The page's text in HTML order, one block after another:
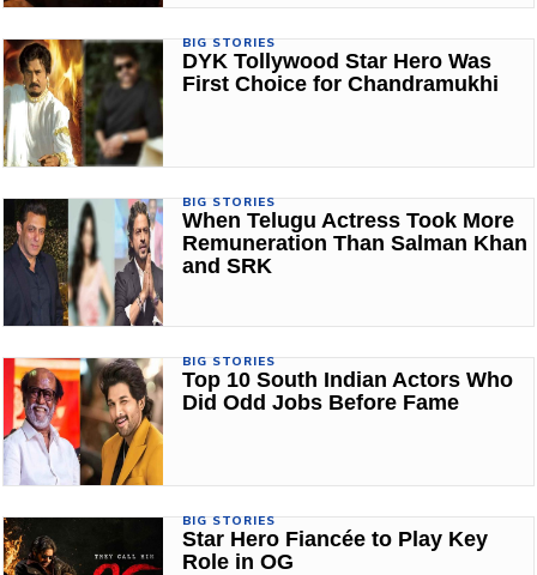
BIG STORIES
DYK Tollywood Star Hero Was
First Choice for Chandramukhi
BIG STORIES
When Telugu Actress Took More
Remuneration Than Salman Khan
and SRK
BIG STORIES
Top 10 South Indian Actors Who
Did Odd Jobs Before Fame
BIG STORIES
Star Hero Fiancée to Play Key
Role in OG